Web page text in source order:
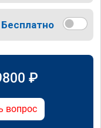
Бесплатно
₽
вопрос